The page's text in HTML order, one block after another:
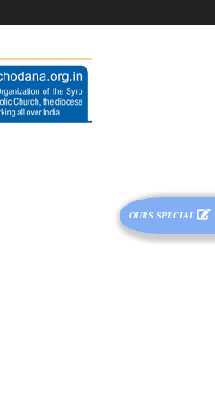
OURS SPECIAL